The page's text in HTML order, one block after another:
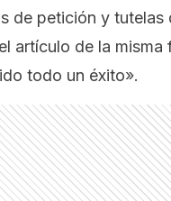
de petición y tutelas
artículo de la misma
todo un éxito».